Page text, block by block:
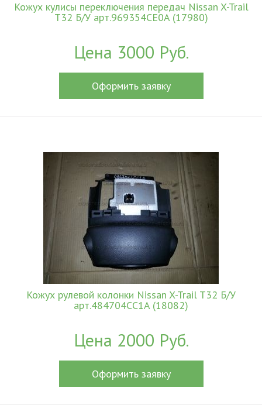
Кожух кулисы переключения передач Nissan X-Trail
T32 Б/У арт.969354CE0A (17980)
Цена 3000 Руб.
Оформить заявку
Кожух рулевой колонки Nissan X-Trail T32 Б/У
арт.484704CC1A (18082)
Цена 2000 Руб.
Оформить заявку